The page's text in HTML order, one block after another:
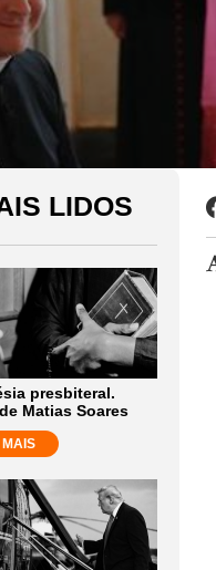
LIDOS
presbiteral.
Matias Soares
MAIS